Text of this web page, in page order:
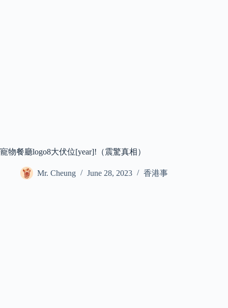
寵物餐廳logo8大伏位[year]!（震驚真相）
Mr. Cheung June 28, 2023 香港事